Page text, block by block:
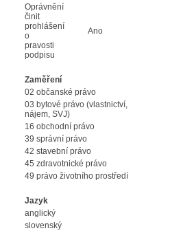
Oprávnění
činit
prohlášení
o
pravosti
podpisu
Ano
Zaměření
02 občanské právo
03 bytové právo (vlastnictví,
nájem, SVJ)
16 obchodní právo
39 správní právo
42 stavební právo
45 zdravotnické právo
49 právo životního prostředí
Jazyk
anglický
slovenský